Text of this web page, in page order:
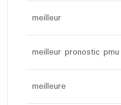
meilleur
meilleur pronostic pmu
meilleure